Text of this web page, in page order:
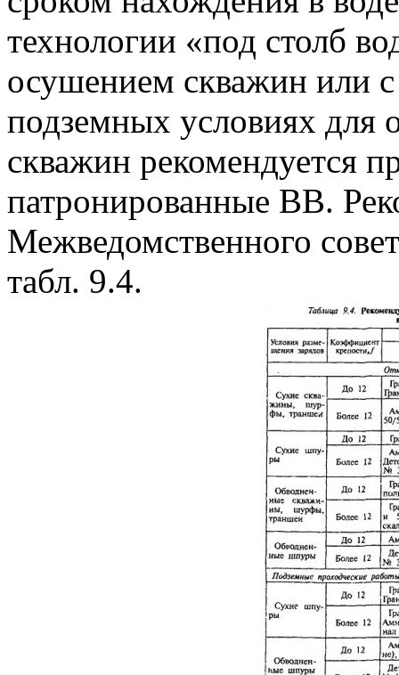
технологии «под столб
осушением скважин или с
подземных условиях
скважин рекомендуется
патронированные ВВ.
Межведомственного
табл. 9.4.